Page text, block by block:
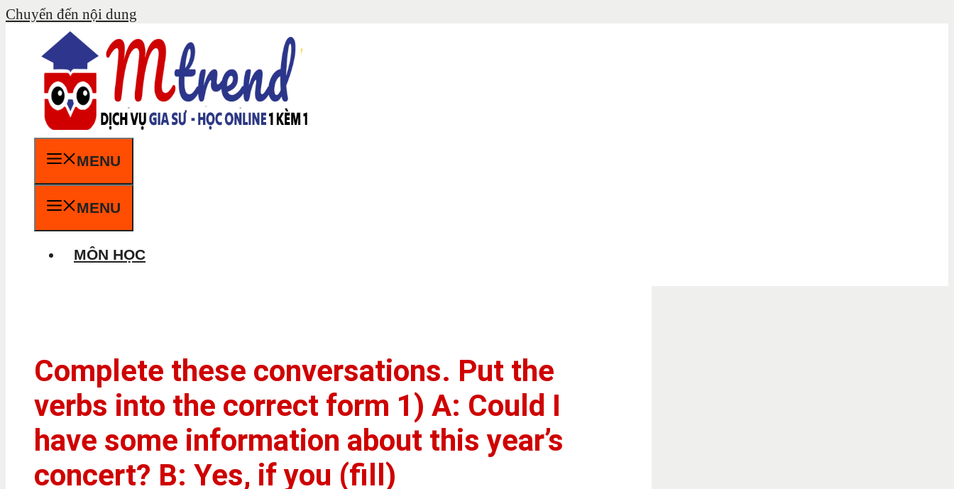
Chuyển đến nội dung
MENU
MENU
MÔN HỌC
Complete these conversations. Put the
verbs into the correct form 1) A: Could I
have some information about this year’s
concert? B: Yes, if you (fill)